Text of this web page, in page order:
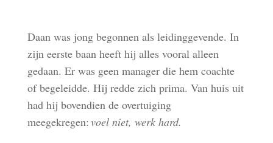
Daan was jong begonnen als leidinggevende. In
zijn eerste baan heeft hij alles vooral alleen
gedaan. Er was geen manager die hem coachte
of begeleidde. Hij redde zich prima. Van huis uit
had hij bovendien de overtuiging
meegekregen:voel niet, werk hard.